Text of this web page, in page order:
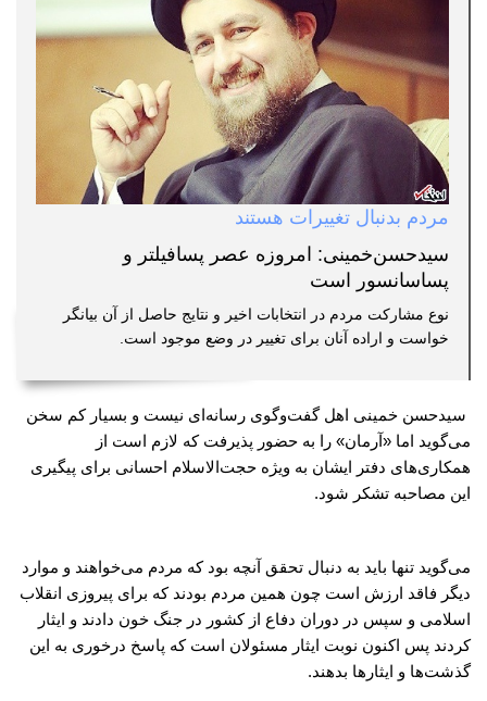
مردم بدنبال تغییرات هستند
سیدحسن‌خمینی: امروزه عصر پسافیلتر و
پساسانسور است
نوع مشارکت مردم در انتخابات اخیر و نتایج حاصل از آن بیانگر
خواست و اراده آنان برای تغییر در وضع موجود است.
سیدحسن خمینی اهل گفت‌وگوی رسانه‌ای نیست و بسیار کم سخن
می‌گوید اما «آرمان» را به حضور پذیرفت که لازم است از
همکاری‌های دفتر ایشان به ویژه حجت‌الاسلام احسانی برای پیگیری
این مصاحبه تشکر شود.
می‌گوید تنها باید به دنبال تحقق آنچه بود که مردم می‌خواهند و موارد
دیگر فاقد ارزش است چون همین مردم بودند که برای پیروزی انقلاب
اسلامی و سپس در دوران دفاع از کشور در جنگ خون دادند و ایثار
کردند پس اکنون نوبت ایثار مسئولان است که پاسخ درخوری به این
گذشت‌ها و ایثارها بدهند.